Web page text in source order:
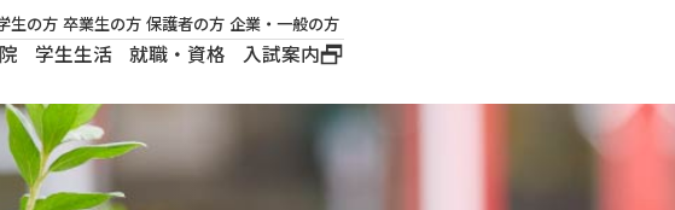
生の方 卒業生の方 保護者の方 企業・一般の方
学生生活 就職・資格 入試案内
大学案内
建学の精神